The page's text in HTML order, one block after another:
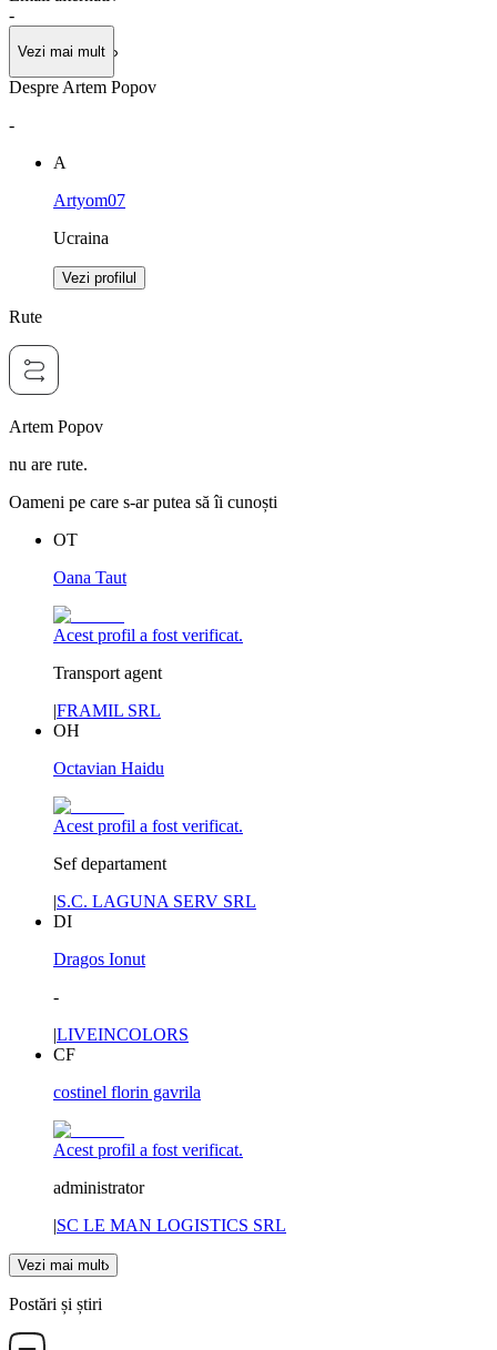
-
Vezi mai mult
Despre Artem Popov
-
А
Artyom07
Ucraina
Vezi profilul
Rute
Artem Popov
nu are rute.
Oameni pe care s-ar putea să îi cunoști
OT
Oana Taut
Acest profil a fost verificat.
Transport agent
|FRAMIL SRL
OH
Octavian Haidu
Acest profil a fost verificat.
Sef departament
|S.C. LAGUNA SERV SRL
DI
Dragos Ionut
-
|LIVEINCOLORS
CF
costinel florin gavrila
Acest profil a fost verificat.
administrator
|SC LE MAN LOGISTICS SRL
Vezi mai mult
Postări și știri